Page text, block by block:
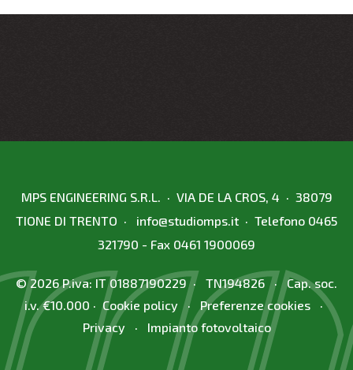
MPS ENGINEERING S.R.L. · VIA DE LA CROS, 4 · 38079
TIONE DI TRENTO · info@studiomps.it · Telefono 0465
321790 - Fax 0461 1900069
© 2026 P.iva: IT 01887190229 · TN194826 · Cap. soc.
i.v. €10.000 ·Cookie policy· Preferenze cookies·
Privacy· Impianto fotovoltaico